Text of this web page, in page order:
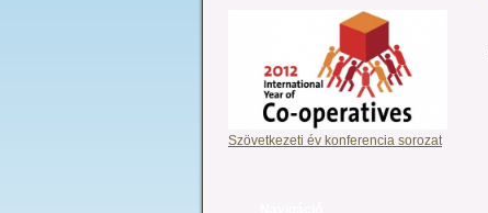
Szövetkezeti év konferencia sorozat